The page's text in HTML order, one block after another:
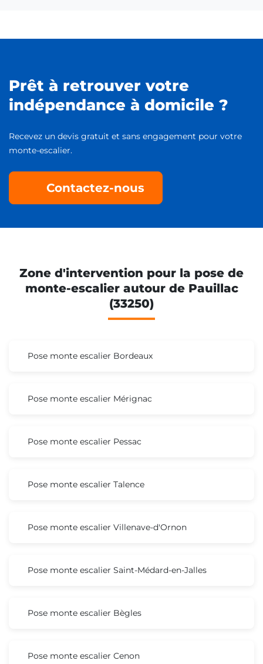
Prêt à retrouver votre
indépendance à domicile ?
Recevez un devis gratuit et sans engagement pour votre
monte-escalier.
Contactez-nous
Zone d'intervention pour la pose de
monte-escalier autour de Pauillac
(33250)
Pose monte escalier Bordeaux
Pose monte escalier Mérignac
Pose monte escalier Pessac
Pose monte escalier Talence
Pose monte escalier Villenave-d'Ornon
Pose monte escalier Saint-Médard-en-Jalles
Pose monte escalier Bègles
Pose monte escalier Cenon